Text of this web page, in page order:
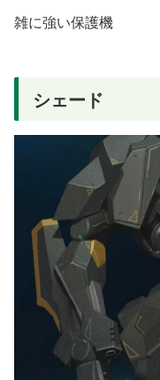
雑に強い保護機
シェード